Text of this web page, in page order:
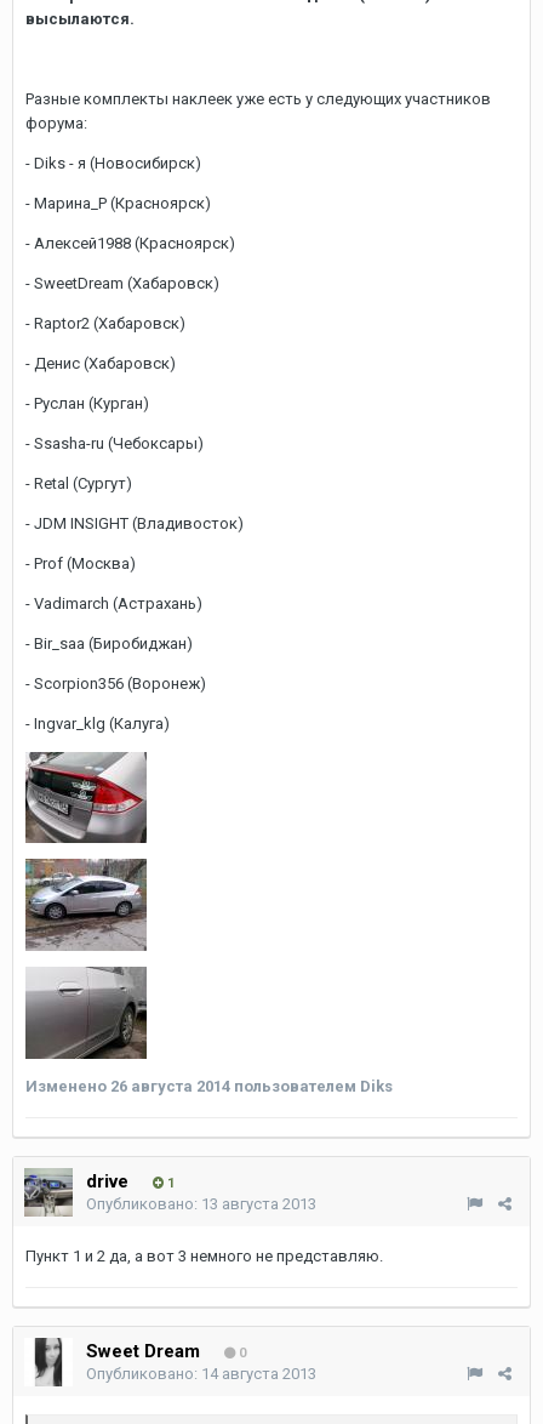
высылаются.
Разные комплекты наклеек уже есть у следующих участников
форума:
- Diks - я (Новосибирск)
- Марина_Р (Красноярск)
- Алексей1988 (Красноярск)
- SweetDream (Хабаровск)
- Raptor2 (Хабаровск)
- Денис (Хабаровск)
- Руслан (Курган)
- Ssasha-ru (Чебоксары)
- Retal (Сургут)
- JDM INSIGHT (Владивосток)
- Prof (Москва)
- Vadimarch (Астрахань)
- Bir_saa (Биробиджан)
- Scorpion356 (Воронеж)
- Ingvar_klg (Калуга)
Изменено 26 августа 2014 пользователем Diks
drive 1
Опубликовано: 13 августа 2013
Пункт 1 и 2 да, а вот 3 немного не представляю.
Sweet Dream 0
Опубликовано: 14 августа 2013